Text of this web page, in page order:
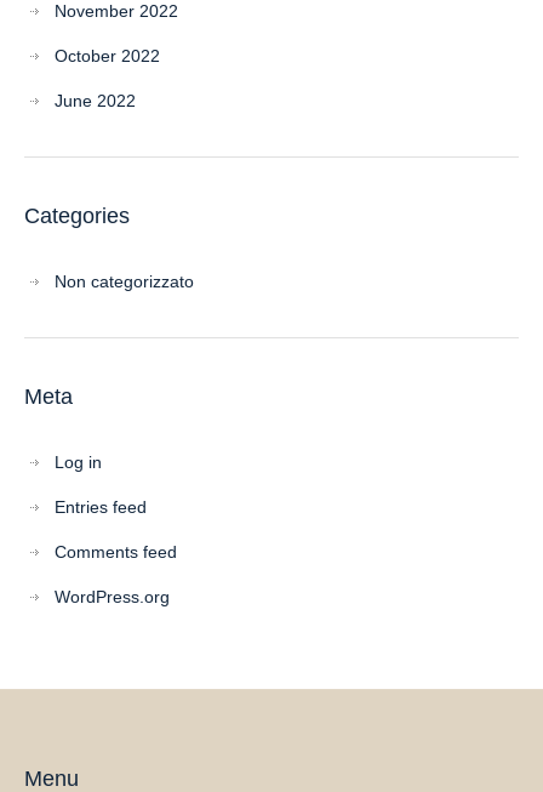
November 2022
October 2022
June 2022
Categories
Non categorizzato
Meta
Log in
Entries feed
Comments feed
WordPress.org
Menu